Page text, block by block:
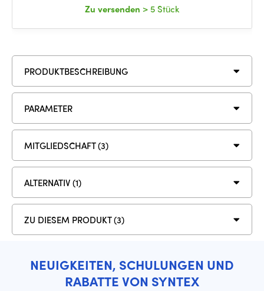
Zu versenden > 5 Stück
PRODUKTBESCHREIBUNG
PARAMETER
MITGLIEDSCHAFT (3)
ALTERNATIV (1)
ZU DIESEM PRODUKT (3)
NEUIGKEITEN, SCHULUNGEN UND
RABATTE VON SYNTEX